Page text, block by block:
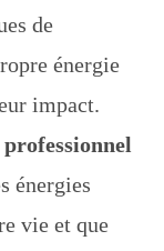
de
énergie
impact.
énergies
vie et que